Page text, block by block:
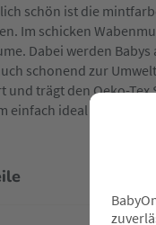
schön ist die
Im schicken
Dabei werden
schonend zur
und trägt den Oeko-
einfach ideal für alle